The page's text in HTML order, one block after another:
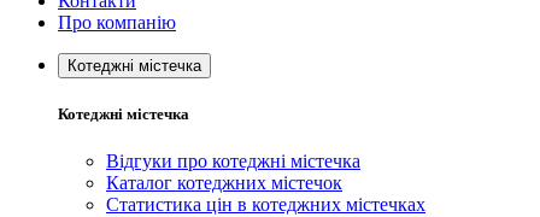
Про компанію
Котеджні містечка
Котеджні містечка
Відгуки про котеджні містечка
Каталог котеджних містечок
Статистика цін в котеджних містечках